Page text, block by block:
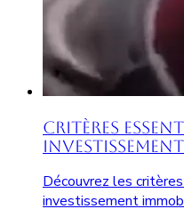
Critères
Découvrez les
investissement